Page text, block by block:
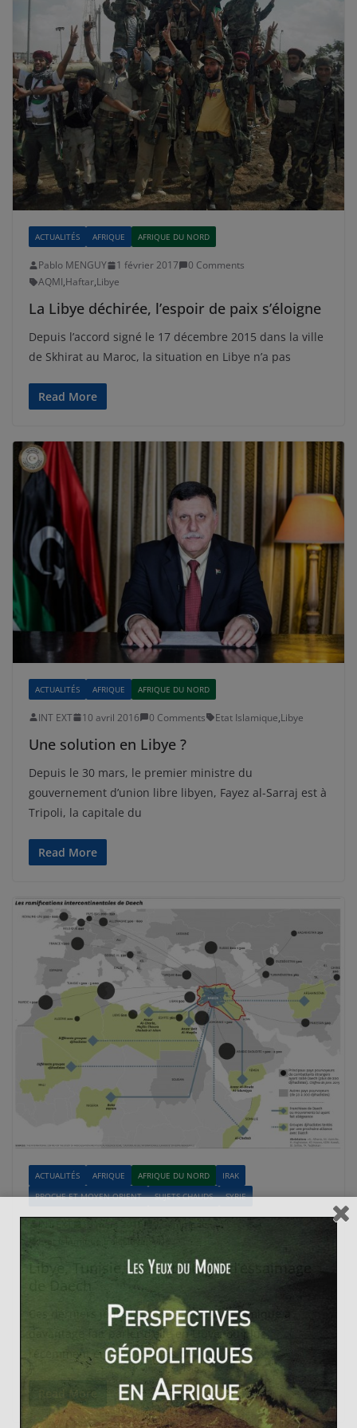
ACTUALITÉS AFRIQUE AFRIQUE DU NORD
Pablo MENGUY 1 février 2017
0 Comments
AQMI,Haftar,Libye
La Libye déchirée, l’espoir de paix s’éloigne
Depuis l’accord signé le 17 décembre 2015 dans la ville
de Skhirat au Maroc, la situation en Libye n’a pas
Read More
ACTUALITÉS AFRIQUE AFRIQUE DU NORD
INT EXT 10 avril 2016 0 Comments Etat Islamique,Libye
Une solution en Libye ?
Depuis le 30 mars, le premier ministre du
gouvernement d’union libre libyen, Fayez al-Sarraj est à
Tripoli, la capitale du
Read More
ACTUALITÉS AFRIQUE AFRIQUE DU NORD
IRAK
PROCHE ET MOYEN-ORIENT
SUJETS CHAUDS SYRIE
INT EXT 13 mars 2016
0 Comments
Etat Islamique
Irak Libye
Libye, Tunisie,… : la stratégie d’essaimage
de Daech
Ces derniers jours l’organisation Etat islamique a
davantage fait parler d’elle en Libye, ou plus
récemment en Tunisie près de
Read More